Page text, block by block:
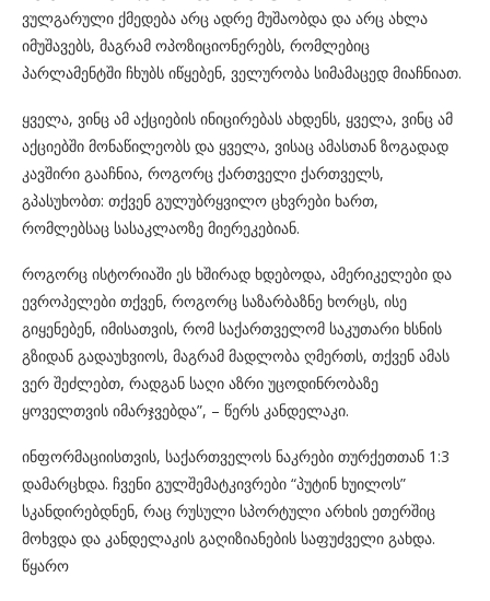
ვულგარული ქმედება არც ადრე მუშაობდა და არც ახლა
იმუშავებს, მაგრამ ოპოზიციონერებს, რომლებიც
პარლამენტში ჩხუბს იწყებენ, ველურობა სიმამაცედ მიაჩნიათ.
ყველა, ვინც ამ აქციების ინიცირებას ახდენს, ყველა, ვინც ამ
აქციებში მონაწილეობს და ყველა, ვისაც ამასთან ზოგადად
კავშირი გააჩნია, როგორც ქართველი ქართველს,
გპასუხობთ: თქვენ გულუბრყვილო ცხვრები ხართ,
რომლებსაც სასაკლაოზე მიერეკებიან.
როგორც ისტორიაში ეს ხშირად ხდებოდა, ამერიკელები და
ევროპელები თქვენ, როგორც საზარბაზნე ხორცს, ისე
გიყენებენ, იმისათვის, რომ საქართველომ საკუთარი ხსნის
გზიდან გადაუხვიოს, მაგრამ მადლობა ღმერთს, თქვენ ამას
ვერ შეძლებთ, რადგან საღი აზრი უცოდინრობაზე
ყოველთვის იმარჯვებდა”, – წერს კანდელაკი.
ინფორმაციისთვის, საქართველოს ნაკრები თურქეთთან 1:3
დამარცხდა. ჩვენი გულშემატკივრები “პუტინ ხუილოს”
სკანდირებდნენ, რაც რუსული სპორტული არხის ეთერშიც
მოხვდა და კანდელაკის გაღიზიანების საფუძველი გახდა.
წყარო